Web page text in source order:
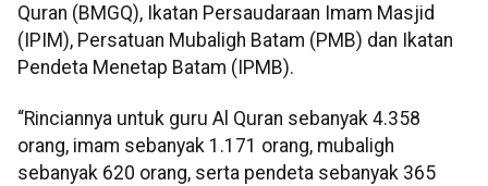
Quran (BMGQ), Ikatan Persaudaraan Imam Masjid
(IPIM), Persatuan Mubaligh Batam (PMB) dan Ikatan
Pendeta Menetap Batam (IPMB).
“Rinciannya untuk guru Al Quran sebanyak 4.358
orang, imam sebanyak 1.171 orang, mubaligh
sebanyak 620 orang, serta pendeta sebanyak 365